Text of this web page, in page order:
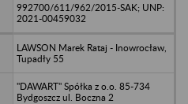
992700/611/962/2015-SAK; UNP:
2021-00459032
LAWSON Marek Rataj - Inowrocław,
Tupadły 55
"DAWART" Spółka z o.o. 85-734
Bydgoszcz ul. Boczna 2